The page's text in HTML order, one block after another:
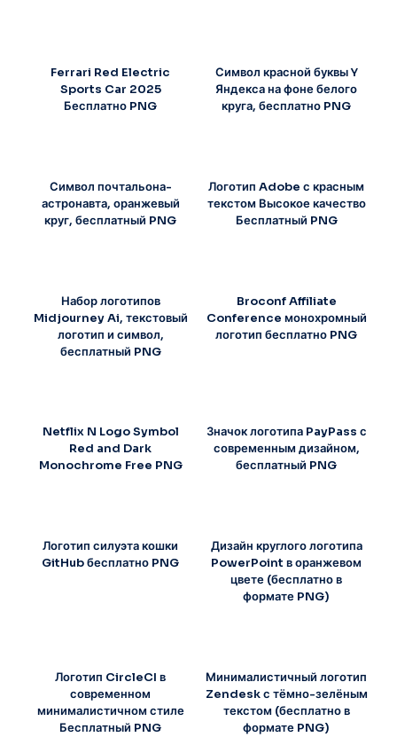
Ferrari Red Electric
Sports Car 2025
Бесплатно PNG
Символ красной буквы Y
Яндекса на фоне белого
круга, бесплатно PNG
Символ почтальона-
астронавта, оранжевый
круг, бесплатный PNG
Логотип Adobe с красным
текстом Высокое качество
Бесплатный PNG
Набор логотипов
Midjourney Ai, текстовый
логотип и символ,
бесплатный PNG
Broconf Affiliate
Conference монохромный
логотип бесплатно PNG
Netflix N Logo Symbol
Red and Dark
Monochrome Free PNG
Значок логотипа PayPass с
современным дизайном,
бесплатный PNG
Логотип силуэта кошки
GitHub бесплатно PNG
Дизайн круглого логотипа
PowerPoint в оранжевом
цвете (бесплатно в
формате PNG)
Логотип CircleCI в
современном
минималистичном стиле
Бесплатный PNG
Минималистичный логотип
Zendesk с тёмно-зелёным
текстом (бесплатно в
формате PNG)